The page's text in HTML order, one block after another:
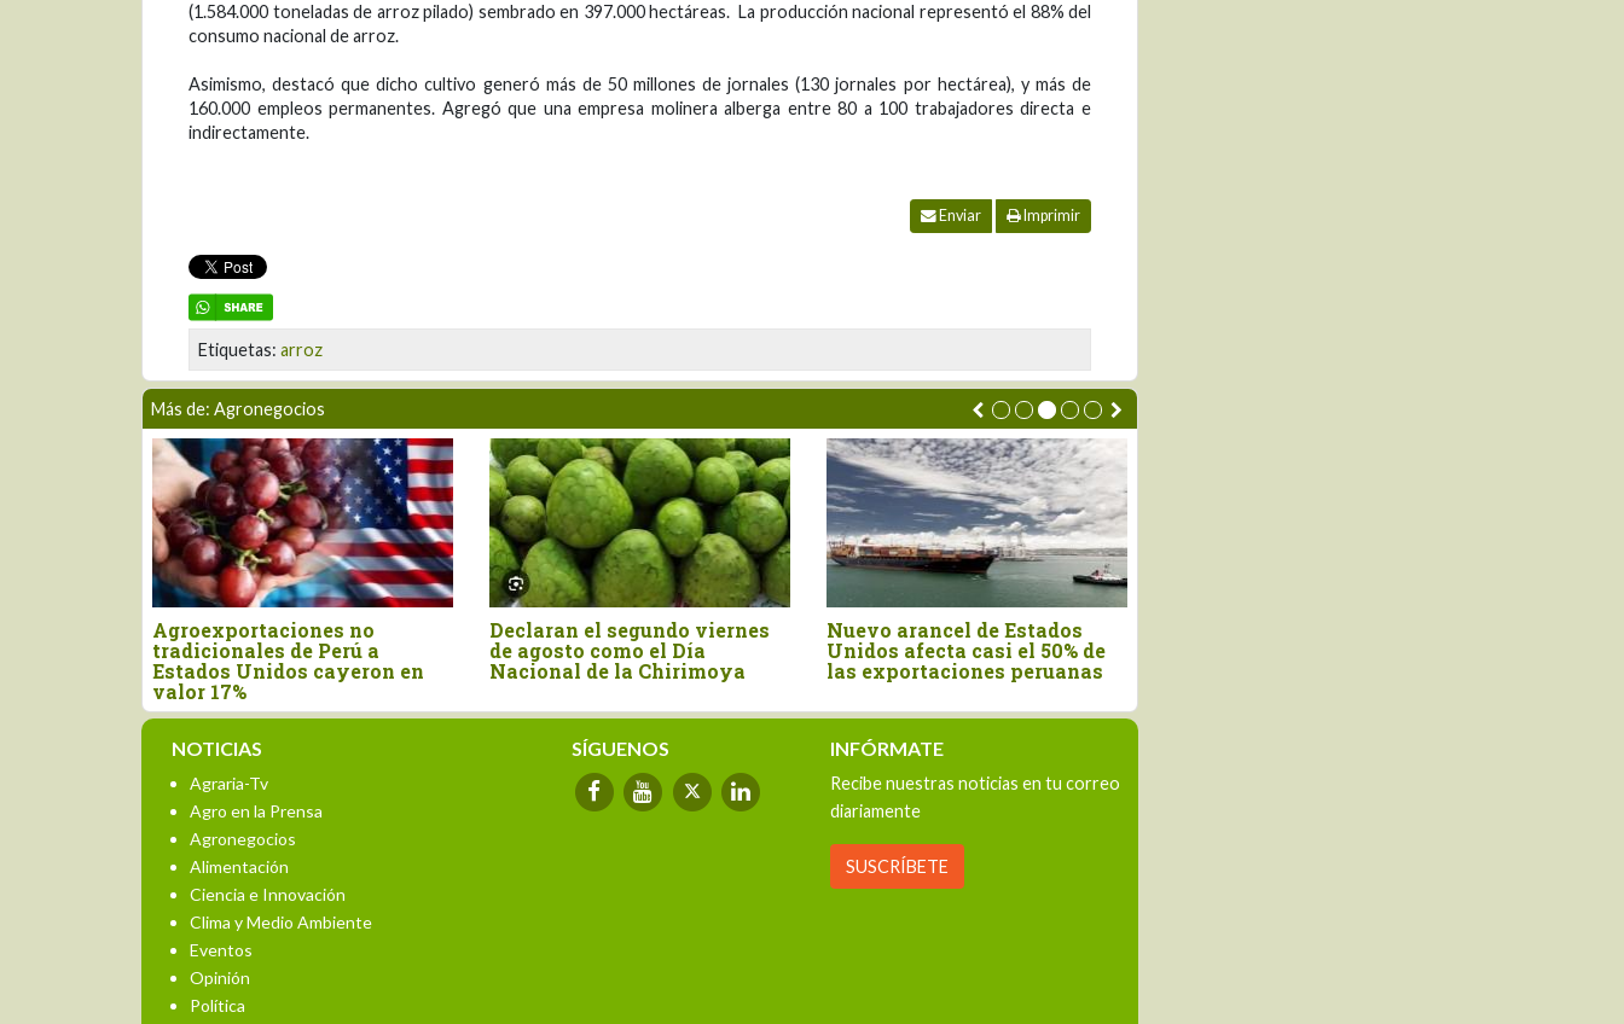
(1.584.000 toneladas de arroz pilado) sembrado en 397.000 hectáreas. La producción nacional representó el 88% del
consumo nacional de arroz.
Asimismo, destacó que dicho cultivo generó más de 50 millones de jornales (130 jornales por hectárea), y más de
160.000 empleos permanentes. Agregó que una empresa molinera alberga entre 80 a 100 trabajadores directa e
indirectamente.
Enviar Imprimir
Etiquetas: arroz
Más de: Agronegocios
no
de Perú a
Unidos cayeron en
Declaran el segundo viernes
de agosto como el Día
Nacional de la Chirimoya
Nuevo arancel de Estados
Unidos afecta casi el 50% de
las exportaciones peruanas
Perú importó canela entera
por US$ 15.4 millones en el
primer semestre del año
NOTICIAS
Agraria-Tv
Agro en la Prensa
Agronegocios
Alimentación
Ciencia e Innovación
Clima y Medio Ambiente
Eventos
Opinión
Política
SÍGUENOS INFÓRMATE
Recibe nuestras noticias en tu correo
diariamente
SUSCRÍBETE